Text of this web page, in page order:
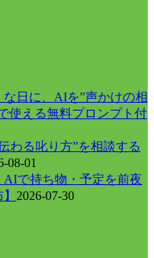
な日に、AIを”声かけの相
使える無料プロンプト付
わる叱り方”を相談する
08-01
で持ち物・予定を前夜
2026-07-30